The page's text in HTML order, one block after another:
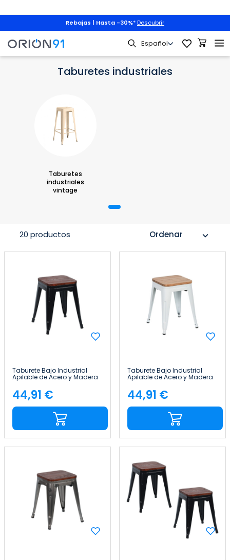
Rebajas | Hasta -30%* Descubrir
Mobiliario Taburetes Taburetes de diseño Taburetes
Taburetes industriales
Taburetes
industriales
vintage
1
Ordenar expand_more
20 productos
Taburete Bajo Industrial
Apilable de Acero y Madera
38x38x46cm Thinia Home
Precio
44,91 €
Taburete Bajo Industrial
Apilable de Acero y Madera
38x38x46cm Thinia Home
Precio
44,91 €